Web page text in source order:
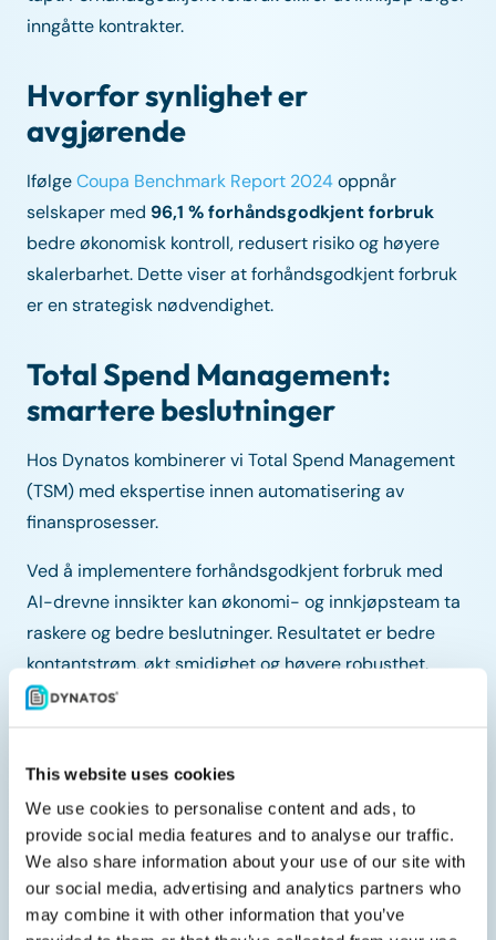
This website uses cookies
We use cookies to personalise content and ads, to
provide social media features and to analyse our traffic.
We also share information about your use of our site with
our social media, advertising and analytics partners who
may combine it with other information that you’ve
inngåtte kontrakter.
Hvorfor synlighet er
avgjørende
IfølgeCoupa Benchmark Report 2024oppnår
selskaper med 96,1 % forhåndsgodkjent forbruk
bedre økonomisk kontroll, redusert risiko og høyere
skalerbarhet. Dette viser at forhåndsgodkjent forbruk
er en strategisk nødvendighet.
Total Spend Management:
smartere beslutninger
Hos Dynatos kombinerer vi Total Spend Management
(TSM) med ekspertise innen automatisering av
finansprosesser.
Ved å implementere forhåndsgodkjent forbruk med
AI-drevne innsikter kan økonomi- og innkjøpsteam ta
raskere og bedre beslutninger. Resultatet er bedre
kontantstrøm, økt smidighet og høyere robusthet.
Som mangeårigCoupa-partner i Europa tilbyr
Dynatos solid kompetanse innen Source-to-Pay. Våre
konsulenter stiller de riktige spørsmålene og utvikler
fremtidsrettede løsninger tilpasset din virksomhet.
Vi fokuserer ikke bare på tallene – vi skaper målbare